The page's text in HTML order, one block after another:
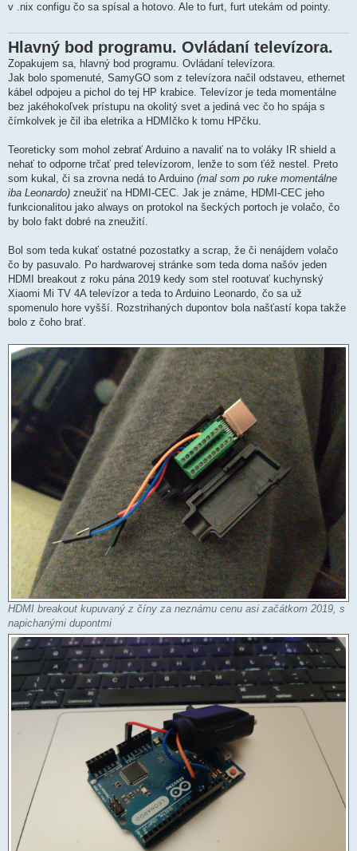
v .nix configu čo sa spísal a hotovo. Ale to furt, furt utekám od pointy.
Hlavný bod programu. Ovládaní televízora.
Zopakujem sa, hlavný bod programu. Ovládaní televízora.
Jak bolo spomenuté, SamyGO som z televízora načil odstaveu, ethernet
kábel odpojeu a pichol do tej HP krabice. Televízor je teda momentálne
bez jakéhokoľvek prístupu na okolitý svet a jediná vec čo ho spája s
čímkolvek je čil iba eletrika a HDMIčko k tomu HPčku.
Teoreticky som mohol zebrať Arduino a navaliť na to voláky IR shield a
nehať to odporne trčať pred televízorom, lenže to som ťéž nestel. Preto
som kukal, či sa zrovna nedá to Arduino (mal som po ruke momentálne
iba Leonardo) zneužiť na HDMI-CEC. Jak je známe, HDMI-CEC jeho
funkcionalitou jako always on protokol na šeckých portoch je volačo, čo
by bolo fakt dobré na zneužití.
Bol som teda kukať ostatné pozostatky a scrap, že či nenájdem volačo
čo by pasuvalo. Po hardwarovej stránke som teda doma našóv jeden
HDMI breakout z roku pána 2019 kedy som stel rootuvať kuchynský
Xiaomi Mi TV 4A televízor a teda to Arduino Leonardo, čo sa už
spomenulo hore vyšší. Rozstrihaných dupontov bola našťastí kopa takže
bolo z čoho brať.
HDMI breakout kupuvaný z číny za neznámu cenu asi začátkom 2019, s
napichanými dupontmi